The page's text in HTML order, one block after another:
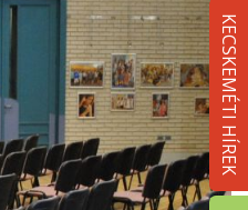
KECSKEMÉTI HÍREK